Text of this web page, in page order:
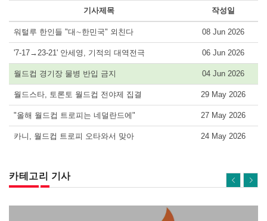
기사제목 작성일
워털루 한인들 "대∼한민국" 외친다 08 Jun 2026
'7-17→23-21' 안세영, 기적의 대역전극 06 Jun 2026
월드컵 경기장 물병 반입 금지 04 Jun 2026
월드스타, 토론토 월드컵 전야제 집결 29 May 2026
"올해 월드컵 트로피는 네덜란드에" 27 May 2026
카니, 월드컵 트로피 오타와서 맞아 24 May 2026
카테고리 기사